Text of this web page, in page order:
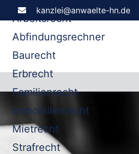
kanzlei@anwaelte-hn.de
Arbeitsrecht
Abfindungsrechner
Baurecht
Erbrecht
Familienrecht
Immobilienrecht
Mietrecht
Strafrecht